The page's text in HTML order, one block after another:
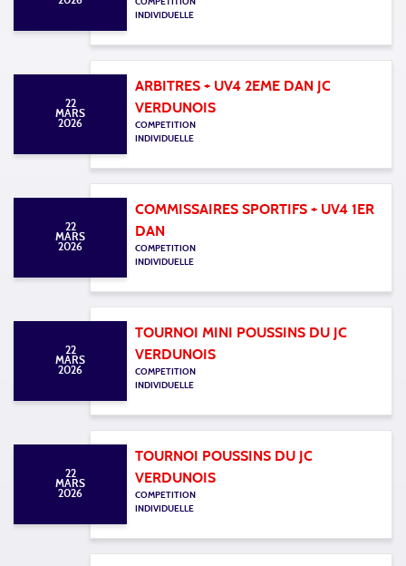
INDIVIDUELLE
22
MARS
2026
ARBITRES + UV4 2EME DAN JC
VERDUNOIS
COMPETITION
INDIVIDUELLE
22
MARS
2026
COMMISSAIRES SPORTIFS + UV4 1ER
DAN
COMPETITION
INDIVIDUELLE
22
MARS
2026
TOURNOI MINI POUSSINS DU JC
VERDUNOIS
COMPETITION
INDIVIDUELLE
22
MARS
2026
TOURNOI POUSSINS DU JC
VERDUNOIS
COMPETITION
INDIVIDUELLE